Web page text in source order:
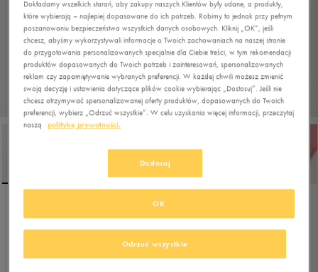
UMBRO DELLA
Dokładamy wszelkich starań, aby zakupy naszych Klientów były udane, a produkty,
które wybierają – najlepiej dopasowane do ich potrzeb. Robimy to jednak przy pełnym
poszanowaniu bezpieczeństwa wszystkich danych osobowych. Kliknij „OK”, jeśli
chcesz, abyśmy wykorzystywali informacje o Twoich zachowaniach na naszej stronie
do przygotowania personalizowanych specjalnie dla Ciebie treści, w tym rekomendacji
produktów dopasowanych do Twoich potrzeb i zainteresowań, spersonalizowanych
reklam czy zapamiętywanie wybranych preferencji. W każdej chwili możesz zmienić
swoją decyzję i ustawienia dotyczące plików cookie wybierając „Dostosuj”. Jeśli nie
chcesz otrzymywać spersonalizowanej oferty produktów, dopasowanych do Twoich
preferencji, wybierz „Odrzuć wszystkie”. W celu uzyskania więcej informacji, przeczytaj
naszą
politykę prywatności.
Dostosuj
Odrzuć wszystkie
OK